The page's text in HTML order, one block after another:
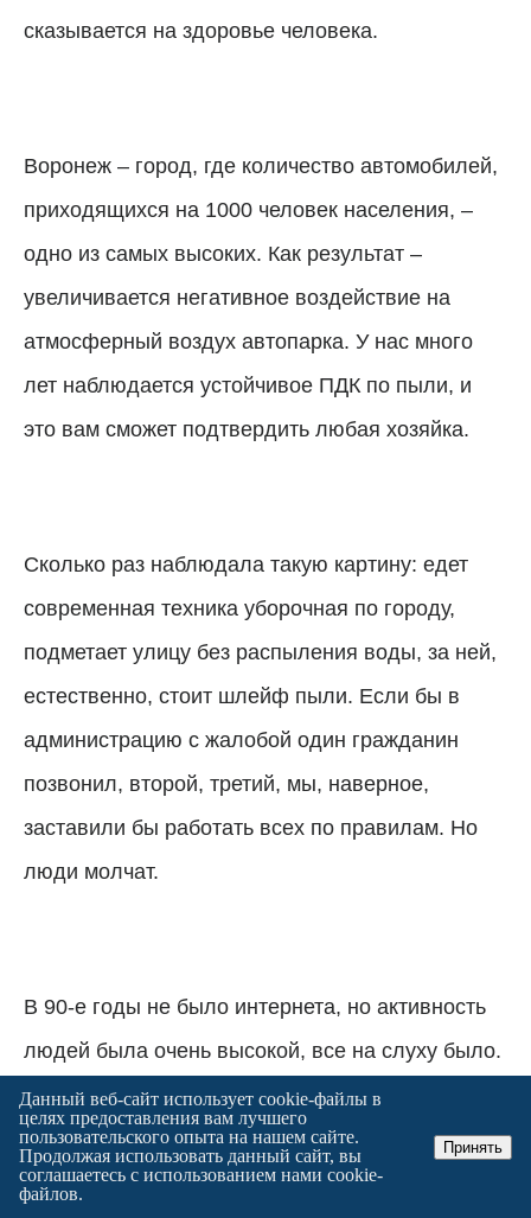
сказывается на здоровье человека.
Воронеж – город, где количество автомобилей,
приходящихся на 1000 человек населения, –
одно из самых высоких. Как результат –
увеличивается негативное воздействие на
атмосферный воздух автопарка. У нас много
лет наблюдается устойчивое ПДК по пыли, и
это вам сможет подтвердить любая хозяйка.
Сколько раз наблюдала такую картину: едет
современная техника уборочная по городу,
подметает улицу без распыления воды, за ней,
естественно, стоит шлейф пыли. Если бы в
администрацию с жалобой один гражданин
позвонил, второй, третий, мы, наверное,
заставили бы работать всех по правилам. Но
люди молчат.
В 90-е годы не было интернета, но активность
людей была очень высокой, все на слуху было.
Поднимите прессу того периода, сравните с
тем, что есть сейчас, и увидите, что в
настоящее время минимизированы публикации
Данный веб-сайт использует cookie-файлы в
целях предоставления вам лучшего
пользовательского опыта на нашем сайте.
Продолжая использовать данный сайт, вы
соглашаетесь с использованием нами cookie-
файлов.
Принять